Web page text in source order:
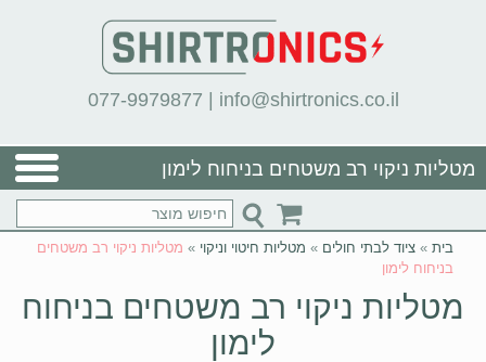
077-9979877 | info@shirtronics.co.il
מטליות ניקוי רב משטחים בניחוח לימון
בית » ציוד לבתי חולים » מטליות חיטוי וניקוי » מטליות ניקוי רב משטחים
בניחוח לימון
מטליות ניקוי רב משטחים בניחוח
לימון